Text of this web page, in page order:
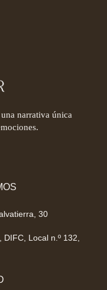
narrativa única
30
Local n.º 132,